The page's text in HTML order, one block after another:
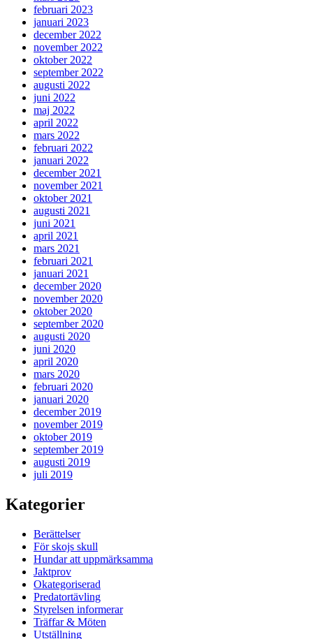
februari 2023
januari 2023
december 2022
november 2022
oktober 2022
september 2022
augusti 2022
juni 2022
maj 2022
april 2022
mars 2022
februari 2022
januari 2022
december 2021
november 2021
oktober 2021
augusti 2021
juni 2021
april 2021
mars 2021
februari 2021
januari 2021
december 2020
november 2020
oktober 2020
september 2020
augusti 2020
juni 2020
april 2020
mars 2020
februari 2020
januari 2020
december 2019
november 2019
oktober 2019
september 2019
augusti 2019
juli 2019
Kategorier
Berättelser
För skojs skull
Hundar att uppmärksamma
Jaktprov
Okategoriserad
Predatortävling
Styrelsen informerar
Träffar & Möten
Utställning